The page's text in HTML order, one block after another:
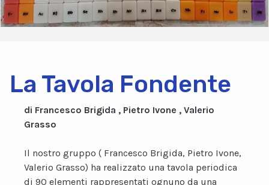
La Tavola Fondente
di Francesco Brigida , Pietro Ivone , Valerio
Grasso
Il nostro gruppo ( Francesco Brigida, Pietro Ivone,
Valerio Grasso) ha realizzato una tavola periodica
di 90 elementi rappresentati ognuno da una